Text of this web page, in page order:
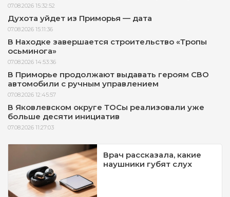
07.08.2026 15:32:52
Духота уйдет из Приморья — дата
07.08.2026 15:11:36
В Находке завершается строительство «Тропы
осьминога»
07.08.2026 14:53:36
В Приморье продолжают выдавать героям СВО
автомобили с ручным управлением
07.08.2026 12:45:57
В Яковлевском округе ТОСы реализовали уже
больше десяти инициатив
07.08.2026 11:27:03
Врач рассказала, какие
наушники губят слух